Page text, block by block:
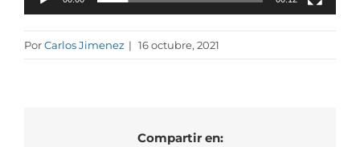
PorCarlos Jimenez | 16 octubre, 2021
Compartir en: